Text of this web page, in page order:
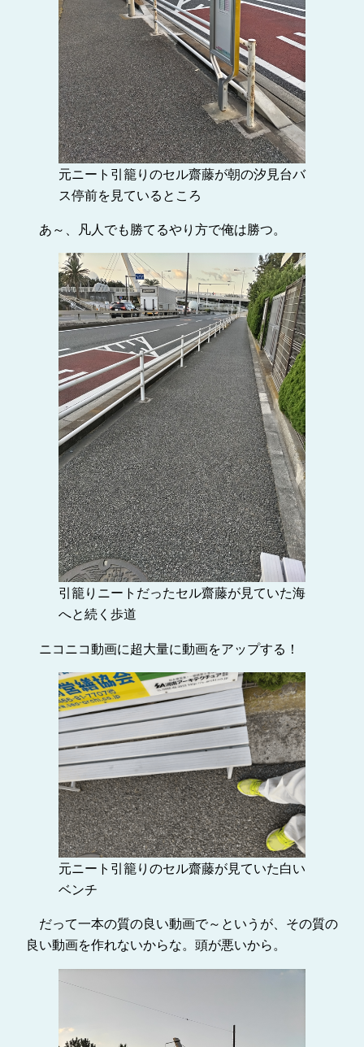
元ニート引籠りのセル齋藤が朝の汐見台バ
ス停前を見ているところ
あ～、凡人でも勝てるやり方で俺は勝つ。
引籠りニートだったセル齋藤が見ていた海
へと続く歩道
ニコニコ動画に超大量に動画をアップする！
元ニート引籠りのセル齋藤が見ていた白い
ベンチ
だって一本の質の良い動画で～というが、その質の
良い動画を作れないからな。頭が悪いから。